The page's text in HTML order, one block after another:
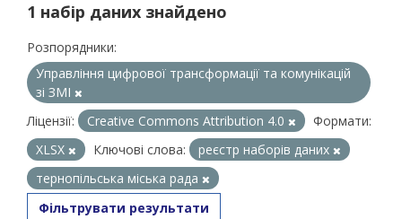
1 набір даних знайдено
Розпорядники:
Управління цифрової трансформації та комунікацій
зі ЗМІ
Ліцензії:
Creative Commons Attribution 4.0
Формати:
XLSX
Ключові слова:
реєстр наборів даних
тернопільська міська рада
Фільтрувати результати